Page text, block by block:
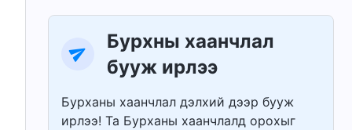
Бурхны хаанчлал
бууж ирлээ
Бурханы хаанчлал дэлхий дээр бууж
ирлээ! Та Бурханы хаанчлалд орохыг